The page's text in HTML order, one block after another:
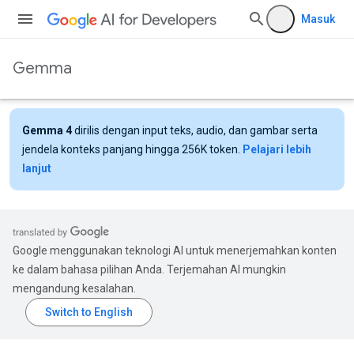
Masuk
Gemma
Gemma 4dirilis dengan input teks, audio, dan gambar serta
jendela konteks panjang hingga 256K token.
Pelajari lebih
lanjut
Google menggunakan teknologi AI untuk menerjemahkan konten
ke dalam bahasa pilihan Anda. Terjemahan AI mungkin
mengandung kesalahan.